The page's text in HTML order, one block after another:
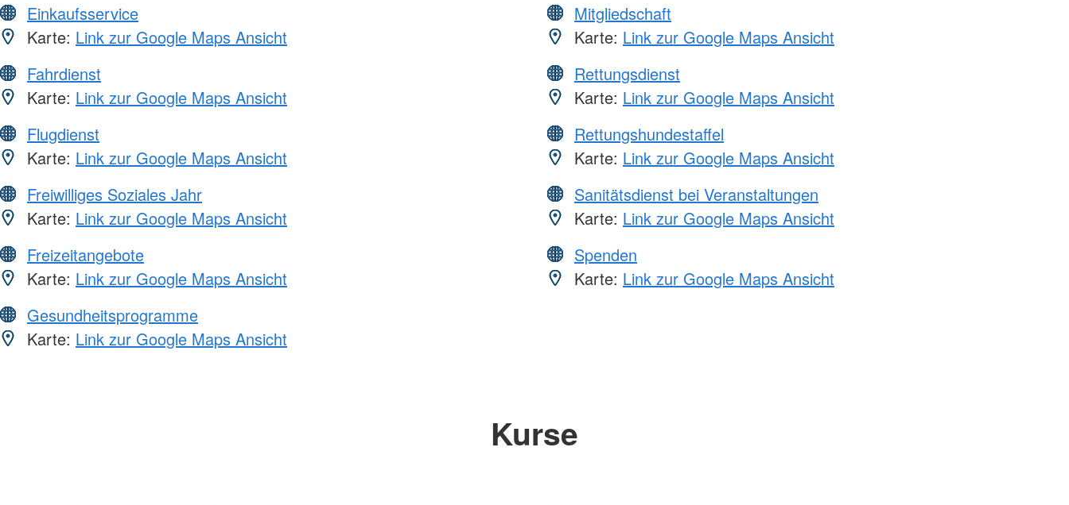
Einkaufsservice
Karte: Link zur Google Maps Ansicht
Fahrdienst
Karte: Link zur Google Maps Ansicht
Flugdienst
Karte: Link zur Google Maps Ansicht
Freiwilliges Soziales Jahr
Karte: Link zur Google Maps Ansicht
Freizeitangebote
Karte: Link zur Google Maps Ansicht
Gesundheitsprogramme
Karte: Link zur Google Maps Ansicht
Mitgliedschaft
Karte: Link zur Google Maps Ansicht
Rettungsdienst
Karte: Link zur Google Maps Ansicht
Rettungshundestaffel
Karte: Link zur Google Maps Ansicht
Sanitätsdienst bei Veranstaltungen
Karte: Link zur Google Maps Ansicht
Spenden
Karte: Link zur Google Maps Ansicht
Kurse